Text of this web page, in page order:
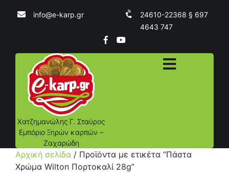
info@e-karp.gr
24610-22368 § 697
4643 747
Χατζημανώλης Γ. Σταύρος
Εμπόριο Ξηρών καρπών –
Ζαχαρώδη
Αρχική σελίδα / Προϊόντα με ετικέτα “Πάστα
Χρώμα Wilton Πορτοκαλί 28g”